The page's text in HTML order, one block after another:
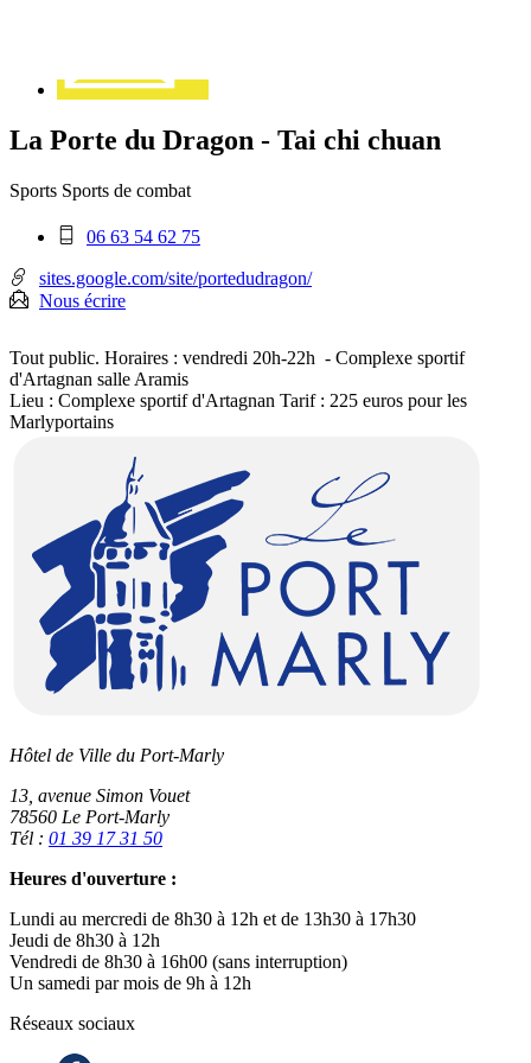
La Porte du Dragon - Tai chi chuan
Sports Sports de combat
Téléphone
:
06 63 54 62 75
sites.google.com/site/portedudragon/
Nous écrire
Tout public. Horaires : vendredi 20h-22h - Complexe sportif
d'Artagnan salle Aramis
Lieu : Complexe sportif d'Artagnan Tarif : 225 euros pour les
Marlyportains
Hôtel de Ville du Port-Marly
13, avenue Simon Vouet
78560 Le Port-Marly
Tél : 01 39 17 31 50
Heures d'ouverture :
Lundi au mercredi de 8h30 à 12h et de 13h30 à 17h30
Jeudi de 8h30 à 12h
Vendredi de 8h30 à 16h00 (sans interruption)
Un samedi par mois de 9h à 12h
Réseaux sociaux